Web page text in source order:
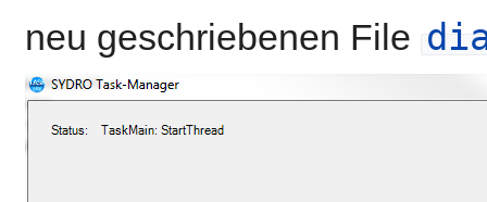
neu geschriebenen File